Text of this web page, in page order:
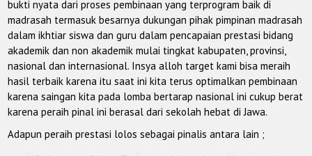
bukti nyata dari proses pembinaan yang terprogram baik di
madrasah termasuk besarnya dukungan pihak pimpinan madrasah
dalam ikhtiar siswa dan guru dalam pencapaian prestasi bidang
akademik dan non akademik mulai tingkat kabupaten, provinsi,
nasional dan internasional. Insya alloh target kami bisa meraih
hasil terbaik karena itu saat ini kita terus optimalkan pembinaan
karena saingan kita pada lomba bertarap nasional ini cukup berat
karena peraih pinal ini berasal dari sekolah hebat di Jawa.
Adapun peraih prestasi lolos sebagai pinalis antara lain ;